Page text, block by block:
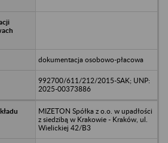
dokumentacja osobowo-płacowa
992700/611/212/2015-SAK; UNP:
2025-00373886
MIZETON Spółka z o.o. w upadłości
z siedzibą w Krakowie - Kraków, ul.
Wielickiej 42/B3